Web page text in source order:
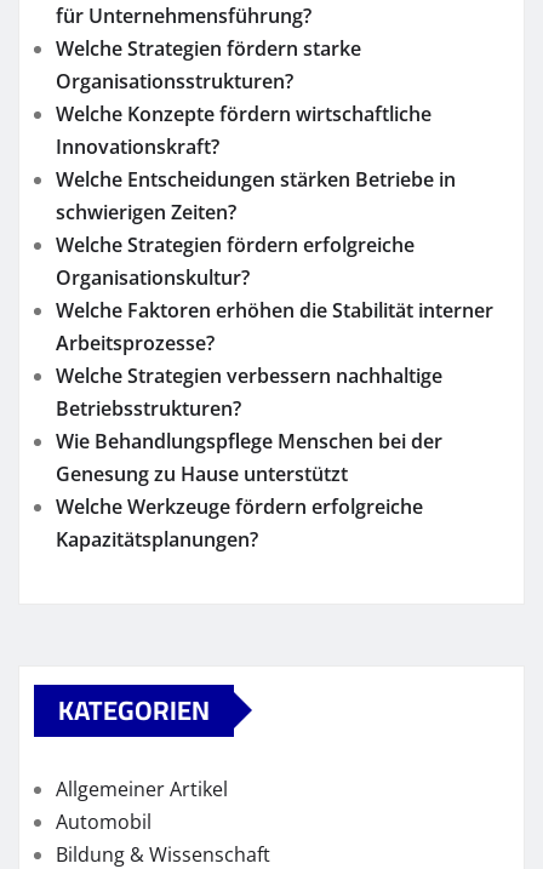
für Unternehmensführung?
Welche Strategien fördern starke
Organisationsstrukturen?
Welche Konzepte fördern wirtschaftliche
Innovationskraft?
Welche Entscheidungen stärken Betriebe in
schwierigen Zeiten?
Welche Strategien fördern erfolgreiche
Organisationskultur?
Welche Faktoren erhöhen die Stabilität interner
Arbeitsprozesse?
Welche Strategien verbessern nachhaltige
Betriebsstrukturen?
Wie Behandlungspflege Menschen bei der
Genesung zu Hause unterstützt
Welche Werkzeuge fördern erfolgreiche
Kapazitätsplanungen?
KATEGORIEN
Allgemeiner Artikel
Automobil
Bildung & Wissenschaft